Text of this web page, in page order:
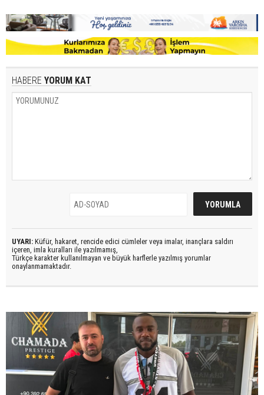
HABERE YORUM KAT
UYARI: Küfür, hakaret, rencide edici cümleler veya imalar, inançlara saldırı
içeren, imla kuralları ile yazılmamış,
Türkçe karakter kullanılmayan ve büyük harflerle yazılmış yorumlar
onaylanmamaktadır.